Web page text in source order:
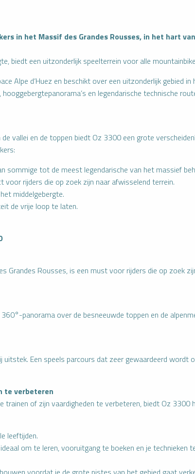
in het Massif des Grandes Rousses, in het hart
biedt een uitzonderlijk speelterrein voor alle
Alpe d’Huez en beschikt over een uitzonderlijk gebied in
en legendarische technische
vallei en de toppen biedt Oz 3300 een grote
sommige tot de meest legendarische van het massief
voor rijders die op zoek zijn naar afwisselend terrein.
middelgebergte.
de vrije loop te laten.
Grandes Rousses, is een must voor rijders die op zoek
panorama over de besneeuwde toppen en de
Een speels parcours dat zeer gewaardeerd wordt
te verbeteren
trainen of zijn vaardigheden te verbeteren, biedt Oz 3300
leeftijden.
om te leren, vooruitgang te boeken en je technieken